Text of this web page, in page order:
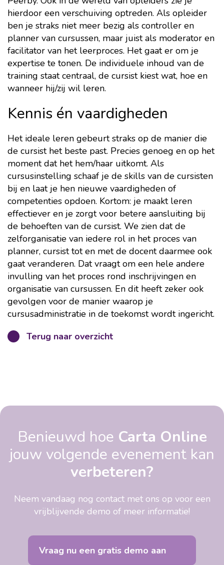
hierdoor een verschuiving optreden. Als opleider
ben je straks niet meer bezig als controller en
planner van cursussen, maar juist als moderator en
facilitator van het leerproces. Het gaat er om je
expertise te tonen. De individuele inhoud van de
training staat centraal, de cursist kiest wat, hoe en
wanneer hij/zij wil leren.
Kennis én vaardigheden
Het ideale leren gebeurt straks op de manier die
de cursist het beste past. Precies genoeg en op het
moment dat het hem/haar uitkomt. Als
cursusinstelling schaaf je de skills van de cursisten
bij en laat je hen nieuwe vaardigheden of
competenties opdoen. Kortom: je maakt leren
effectiever en je zorgt voor betere aansluiting bij
de behoeften van de cursist. We zien dat de
zelforganisatie van iedere rol in het proces van
planner, cursist tot en met de docent daarmee ook
gaat veranderen. Dat vraagt om een hele andere
invulling van het proces rond inschrijvingen en
organisatie van cursussen. En dit heeft zeker ook
gevolgen voor de manier waarop je
cursusadministratie in de toekomst wordt ingericht.
Terug naar overzicht
Benieuwd hoe Carta Online
jouw volgende evenement kan
verbeteren?
Neem vandaag nog contact met ons op voor een
vrijblijvende demo of meer informatie!
Vraag nu een gratis demo aan